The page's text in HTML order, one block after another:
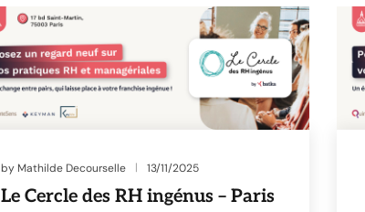
by Mathilde Decourselle 13/11/2025
Le Cercle des RH ingénus – Paris